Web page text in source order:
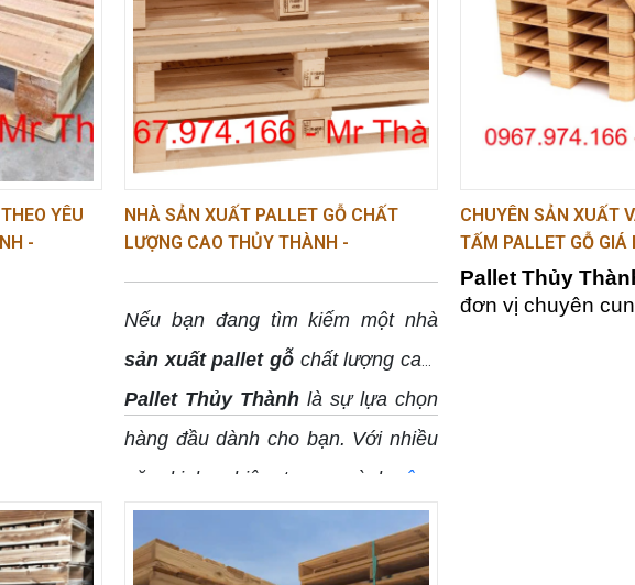
gỗ đóng hàng theo yêu cầu, giá rẻ 0967974166
yêu cầu là gì?
cầu là dịch vụ sản xuất các pallet gỗ phù hợp với các thông số và
và vận chuyển hàng hóa, giúp tối ưu hóa việc bảo quản và vận
là địa chỉ bạn cần.
phí vận chuyển
YÊU
-
NHÀ SẢN XUẤT PALLET GỖ CHẤT
LƯỢNG CAO THỦY THÀNH -
Nếu bạn đang tìm kiếm một nhà
sản xuất pallet gỗ chất lượng cao,
Pallet Thủy Thành là sự lựa chọn
hàng đầu dành cho bạn. Với nhiều
năm kinh nghiệm trong ngành
công
và sử dụng công nghệ sản
xuất tiên tiến,
Pallet Thủy Thành
CHUYÊN SẢN XUẤT
TẤM PALLET GỖ GIÁ
0967974166
Pallet Thủy
đơn vị chuyên